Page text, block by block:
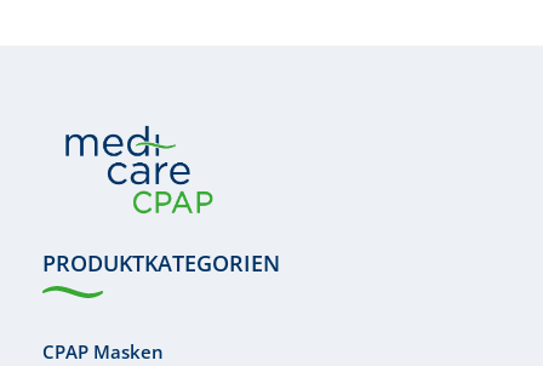
PRODUKTKATEGORIEN
CPAP Masken